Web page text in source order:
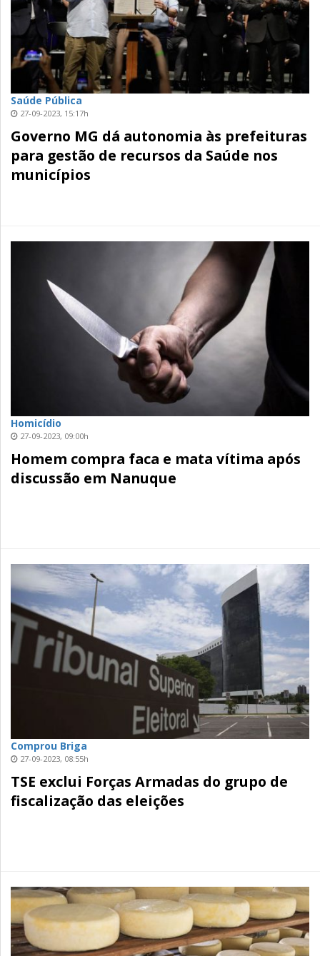
Saúde Pública
27-09-2023, 15:17h
Governo MG dá autonomia às prefeituras
para gestão de recursos da Saúde nos
municípios
Homicídio
27-09-2023, 09:00h
Homem compra faca e mata vítima após
discussão em Nanuque
Comprou Briga
27-09-2023, 08:55h
TSE exclui Forças Armadas do grupo de
fiscalização das eleições